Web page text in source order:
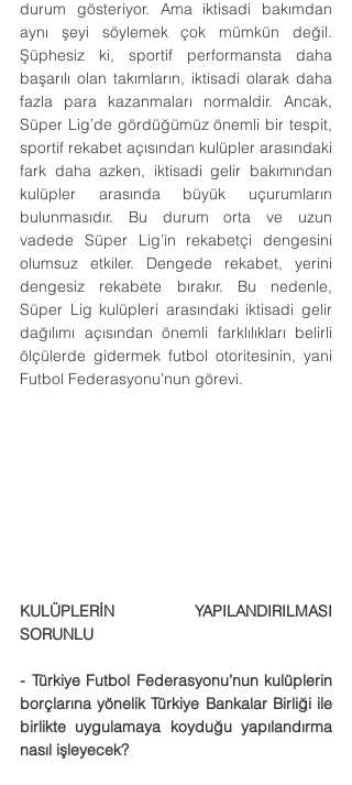
durum gösteriyor. Ama iktisadi bakımdan
aynı şeyi söylemek çok mümkün değil.
Şüphesiz ki, sportif performansta daha
başarılı olan takımların, iktisadi olarak daha
fazla para kazanmaları normaldir. Ancak,
Süper Lig’de gördüğümüz önemli bir tespit,
sportif rekabet açısından kulüpler arasındaki
fark daha azken, iktisadi gelir bakımından
kulüpler arasında büyük uçurumların
bulunmasıdır. Bu durum orta ve uzun
vadede Süper Lig’in rekabetçi dengesini
olumsuz etkiler. Dengede rekabet, yerini
dengesiz rekabete bırakır. Bu nedenle,
Süper Lig kulüpleri arasındaki iktisadi gelir
dağılımı açısından önemli farklılıkları belirli
ölçülerde gidermek futbol otoritesinin, yani
Futbol Federasyonu’nun görevi.
KULÜPLERİN YAPILANDIRILMASI
SORUNLU
- Türkiye Futbol Federasyonu’nun kulüplerin
borçlarına yönelik Türkiye Bankalar Birliği ile
birlikte uygulamaya koyduğu yapılandırma
nasıl işleyecek?